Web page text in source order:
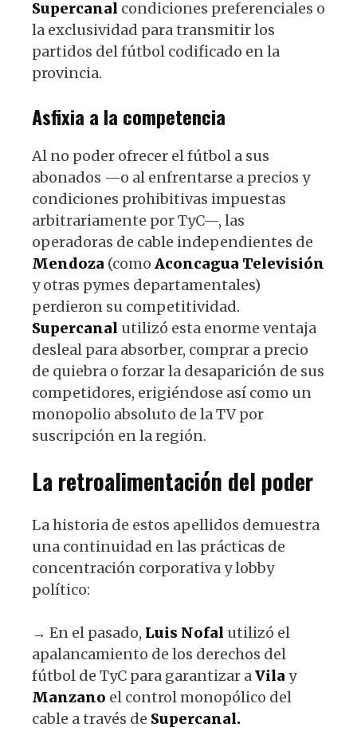
Supercanal condiciones preferenciales o
la exclusividad para transmitir los
partidos del fútbol codificado en la
provincia.
Asfixia a la competencia
Al no poder ofrecer el fútbol a sus
abonados —o al enfrentarse a precios y
condiciones prohibitivas impuestas
arbitrariamente por TyC—, las
operadoras de cable independientes de
Mendoza (como Aconcagua Televisión
y otras pymes departamentales)
perdieron su competitividad.
Supercanal utilizó esta enorme ventaja
desleal para absorber, comprar a precio
de quiebra o forzar la desaparición de sus
competidores, erigiéndose así como un
monopolio absoluto de la TV por
suscripción en la región.
La retroalimentación del poder
La historia de estos apellidos demuestra
una continuidad en las prácticas de
concentración corporativa y lobby
político:
→ En el pasado, Luis Nofal utilizó el
apalancamiento de los derechos del
fútbol de TyC para garantizar aVila y
Manzano el control monopólico del
cable a través de Supercanal.